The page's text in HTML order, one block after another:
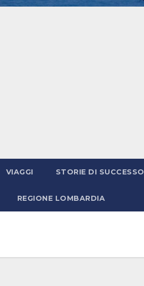
VIAGGI STORIE DI SUCCESSO
REGIONE LOMBARDIA